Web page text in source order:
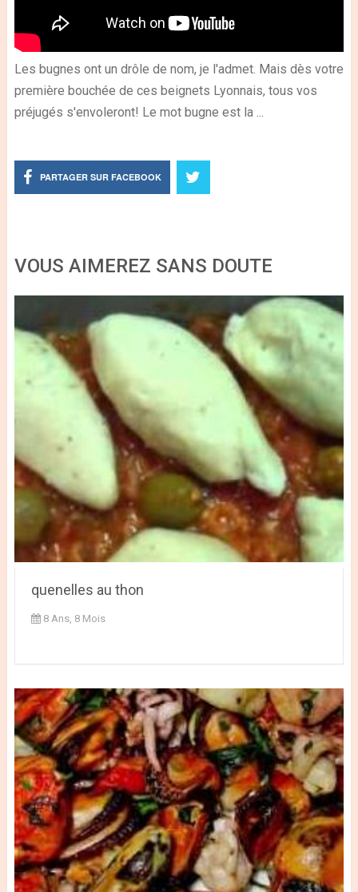
Les bugnes ont un drôle de nom, je l'admet. Mais dès votre
première bouchée de ces beignets Lyonnais, tous vos
préjugés s'envoleront! Le mot bugne est la ...
PARTAGER SUR FACEBOOK
VOUS AIMEREZ SANS DOUTE
quenelles au thon
8 Ans, 8 Mois